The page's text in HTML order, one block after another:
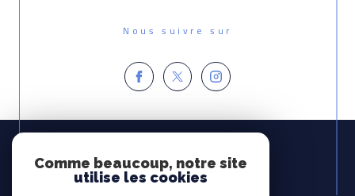
Nous suivre sur
Espace
PROPRIÉTAIRE
Se connecter
Comme beaucoup, notre site
utilise les cookies